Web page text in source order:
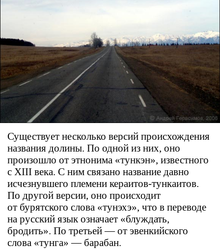
Существует несколько версий происхождения
названия долины. По одной из них, оно
произошло от этнонима «тункэн», известного
с XIII века. С ним связано название давно
исчезнувшего племени кераитов-тункаитов.
По другой версии, оно происходит
от бурятского слова «тунэхэ», что в переводе
на русский язык означает «блуждать,
бродить». По третьей — от эвенкийского
слова «тунга» — барабан.